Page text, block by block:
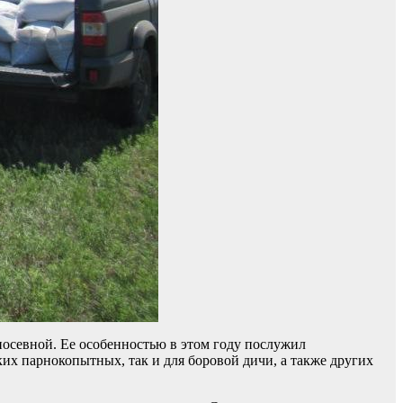
Ее особенностью в этом году послужил
парнокопытных, так и для боровой дичи, а также других